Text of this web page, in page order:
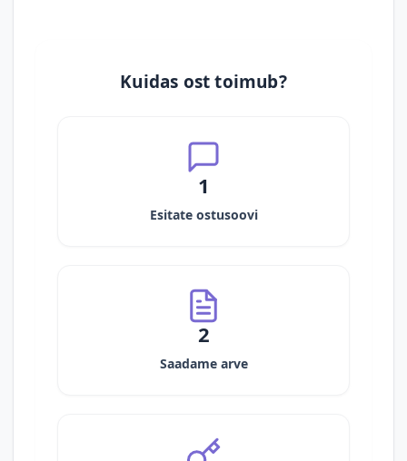
Kuidas ost toimub?
1
Esitate ostusoovi
2
Saadame arve